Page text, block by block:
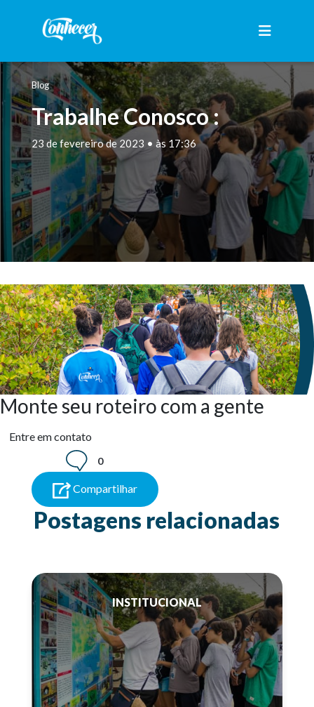
Blog
Trabalhe Conosco :
23 de fevereiro de 2023 • às 17:36
Monte seu roteiro com a gente
Entre em contato
0
Compartilhar
Postagens relacionadas
INSTITUCIONAL